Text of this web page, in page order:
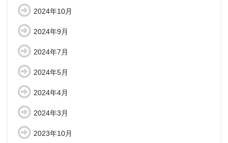
2024年10月
2024年9月
2024年7月
2024年5月
2024年4月
2024年3月
2023年10月